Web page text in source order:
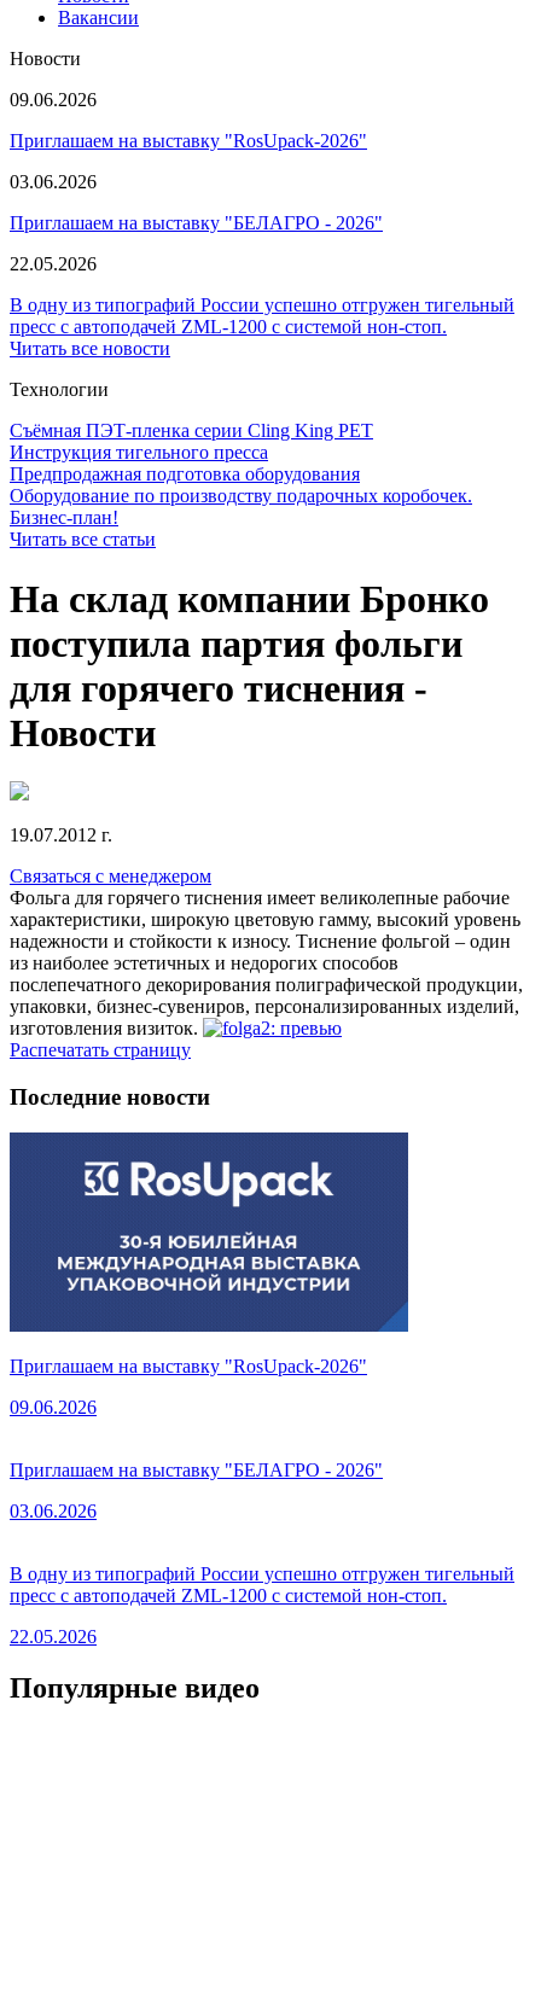
Вакансии
Новости
09.06.2026
Приглашаем на выставку "RosUpack-2026"
03.06.2026
Приглашаем на выставку "БЕЛАГРО - 2026"
22.05.2026
В одну из типографий России успешно отгружен тигельный
пресс с автоподачей ZML-1200 с системой нон-стоп.
Читать все новости
Технологии
Съёмная ПЭТ-пленка серии Cling King PET
Инструкция тигельного пресса
Предпродажная подготовка оборудования
Оборудование по производству подарочных коробочек.
Бизнес-план!
Читать все статьи
На склад компании Бронко
поступила партия фольги
для горячего тиснения -
Новости
19.07.2012 г.
Связаться с менеджером
Фольга для горячего тиснения имеет великолепные рабочие
характеристики, широкую цветовую гамму, высокий уровень
надежности и стойкости к износу. Тиснение фольгой – один
из наиболее эстетичных и недорогих способов
послепечатного декорирования полиграфической продукции,
упаковки, бизнес-сувениров, персонализированных изделий,
изготовления визиток.
Распечатать страницу
Последние новости
Приглашаем на выставку "RosUpack-2026"
09.06.2026
Приглашаем на выставку "БЕЛАГРО - 2026"
03.06.2026
В одну из типографий России успешно отгружен тигельный
пресс с автоподачей ZML-1200 с системой нон-стоп.
22.05.2026
Популярные видео